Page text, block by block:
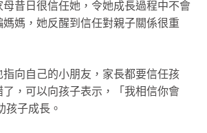
昔日很信任她，令她成長過程中不會
媽，她反醒到信任對親子關係很重
向自己的小朋友，家長都要信任孩
，可以向孩子表示，「我相信你會
孩子成長。